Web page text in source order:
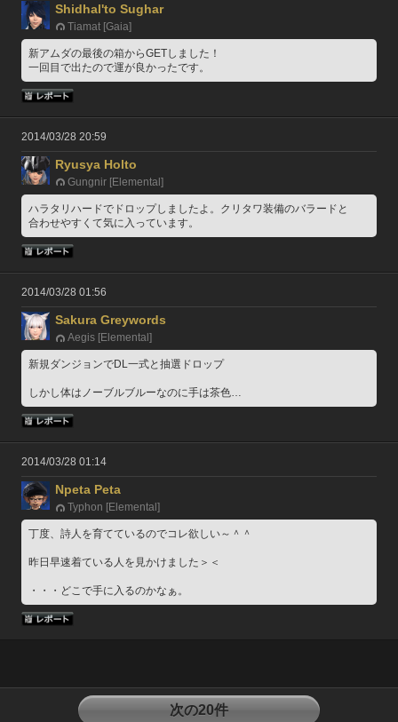
Shidhal'to Sughar
Tiamat [Gaia]
新アムダの最後の箱からGETしました！
一回目で出たので運が良かったです。
2014/03/28 20:59
Ryusya Holto
Gungnir [Elemental]
ハラタリハードでドロップしましたよ。クリタワ装備のバラードと
合わせやすくて気に入っています。
2014/03/28 01:56
Sakura Greywords
Aegis [Elemental]
新規ダンジョンでDL一式と抽選ドロップ
しかし体はノーブルブルーなのに手は茶色…
2014/03/28 01:14
Npeta Peta
Typhon [Elemental]
丁度、詩人を育てているのでコレ欲しい～＾＾
昨日早速着ている人を見かけました＞＜
・・・どこで手に入るのかなぁ。
次の20件